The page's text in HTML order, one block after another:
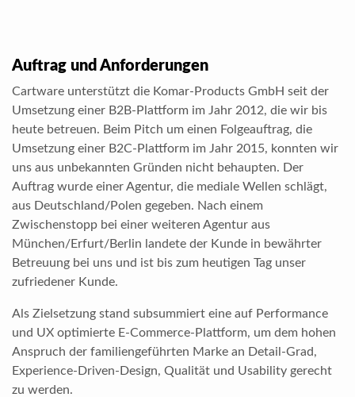
Auftrag und Anforderungen
Cartware unterstützt die Komar-Products GmbH seit der
Umsetzung einer B2B-Plattform im Jahr 2012, die wir bis
heute betreuen. Beim Pitch um einen Folgeauftrag, die
Umsetzung einer B2C-Plattform im Jahr 2015, konnten wir
uns aus unbekannten Gründen nicht behaupten. Der
Auftrag wurde einer Agentur, die mediale Wellen schlägt,
aus Deutschland/Polen gegeben. Nach einem
Zwischenstopp bei einer weiteren Agentur aus
München/Erfurt/Berlin landete der Kunde in bewährter
Betreuung bei uns und ist bis zum heutigen Tag unser
zufriedener Kunde.
Als Zielsetzung stand subsummiert eine auf Performance
und UX optimierte E-Commerce-Plattform, um dem hohen
Anspruch der familiengeführten Marke an Detail-Grad,
Experience-Driven-Design, Qualität und Usability gerecht
zu werden.